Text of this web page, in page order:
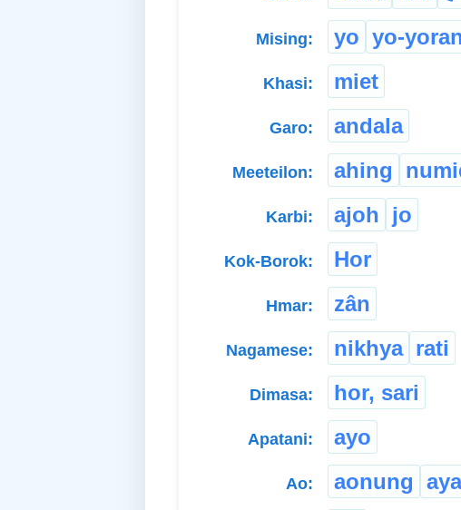
Mising: yo yo-
Khasi: miet
Garo: andala
Meeteilon: ahing
Karbi: ajoh jo
Kok-Borok: Hor
Hmar: zân
Nagamese: nikhya rati
Dimasa: hor, sari
Apatani: ayo
Ao: aonung aya